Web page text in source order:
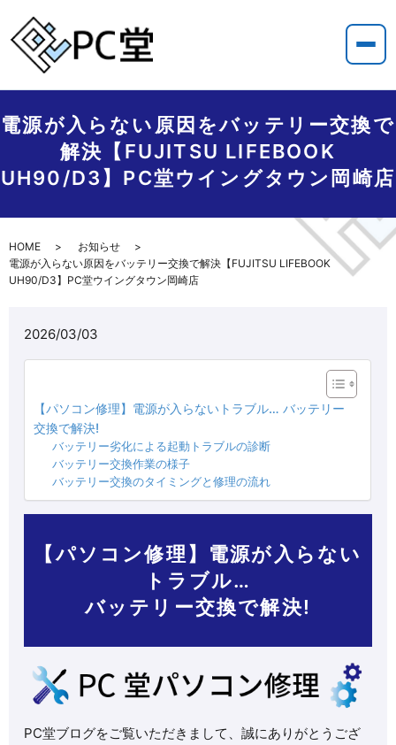
電源が入らない原因をバッテリー交換で
解決【FUJITSU LIFEBOOK
UH90/D3】PC堂ウイングタウン岡崎店
HOME
お知らせ
電源が入らない原因をバッテリー交換で解決【FUJITSU LIFEBOOK
UH90/D3】PC堂ウイングタウン岡崎店
2026/03/03
【パソコン修理】電源が入らないトラブル… バッテリー
交換で解決!
バッテリー劣化による起動トラブルの診断
バッテリー交換作業の様子
バッテリー交換のタイミングと修理の流れ
【パソコン修理】電源が入らない
トラブル…
バッテリー交換で解決!
PC堂ブログをご覧いただきまして、誠にありがとうござ